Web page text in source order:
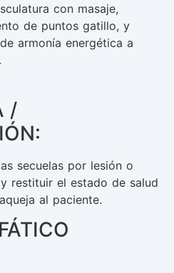
con masaje,
de puntos gatillo, y
armonía energética a
/
secuelas por lesión o
restituir el estado de salud
al paciente.